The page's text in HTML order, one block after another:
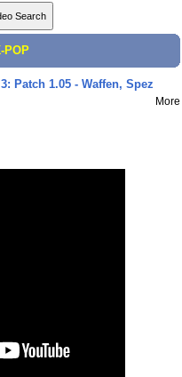
POP
Patch 1.05 - Waffen, Spez
More